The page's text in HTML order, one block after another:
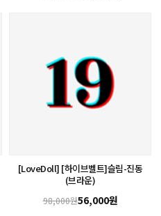
[LoveDoll] [하이브벨트]슬림-진동
(브라운)
98,000원56,000원